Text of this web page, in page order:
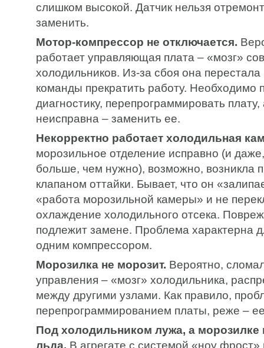
слишком высокой. Датчик нельзя
заменить.
Мотор-компрессор не отключается.
работает управляющая плата – «мозг»
холодильников. Из-за сбоя она
команды прекратить работу. Необходимо
диагностику, перепрограммировать
неисправна – заменить ее.
Некорректно работает холодильная
морозильное отделение исправно (и
больше, чем нужно), возможно, возникла
клапаном оттайки. Бывает, что он
«работа морозильной камеры» и не
охлаждение холодильного отсека.
подлежит замене. Проблема характерна
одним компрессором.
Морозилка не морозит. Вероятно,
управления – «мозг» холодильника,
между другими узлами. Как правило,
перепрограммированием платы, реже –
Под холодильником лужа, а морозилке
льда. В агрегате с системой «ноу